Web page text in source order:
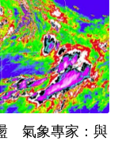
氣象專家：與